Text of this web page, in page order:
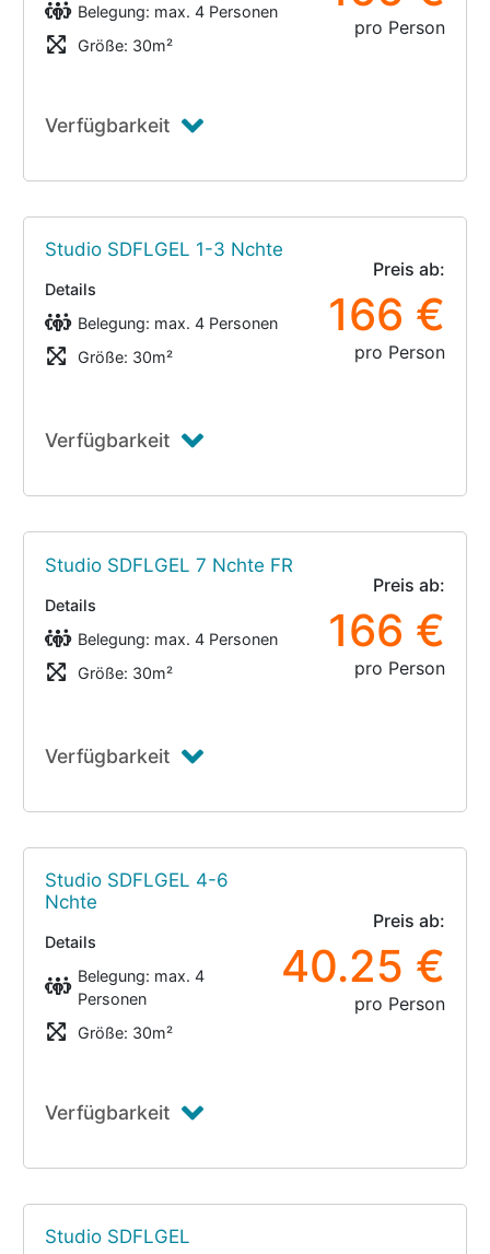
Belegung: max. 4 Personen
Größe: 30m²
pro Person
Verfügbarkeit
Studio SDFLGEL 1-3 Nchte
Details
Belegung: max. 4 Personen
Größe: 30m²
Preis ab:
166 €
pro Person
Verfügbarkeit
Studio SDFLGEL 7 Nchte FR
Details
Belegung: max. 4 Personen
Größe: 30m²
Preis ab:
166 €
pro Person
Verfügbarkeit
Studio SDFLGEL 4-6
Nchte
Details
Belegung: max. 4
Personen
Größe: 30m²
Preis ab:
40.25 €
pro Person
Verfügbarkeit
Studio SDFLGEL